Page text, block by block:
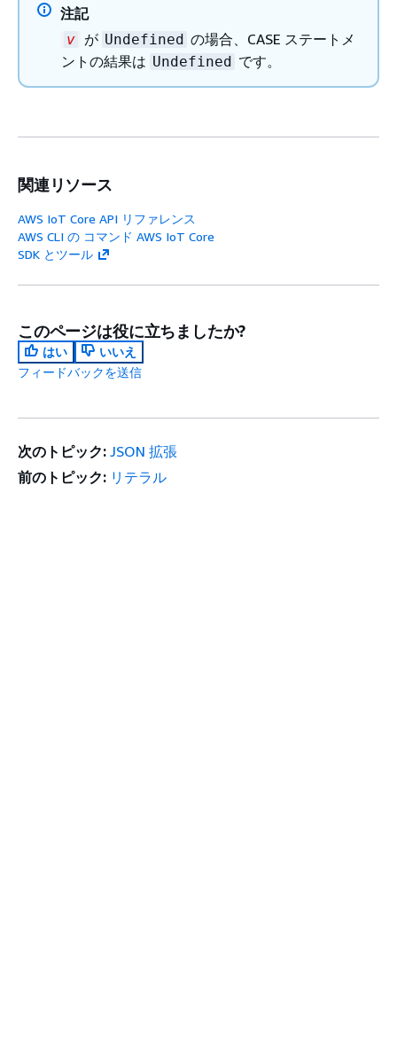
注記
v が Undefined の場合、CASE ステートメ
ントの結果は Undefined です。
関連リソース
AWS IoT Core API リファレンス
AWS CLI の コマンド AWS IoT Core
SDK とツール
このページは役に立ちましたか?
はい
いいえ
フィードバックを送信
次のトピック: JSON 拡張
前のトピック: リテラル